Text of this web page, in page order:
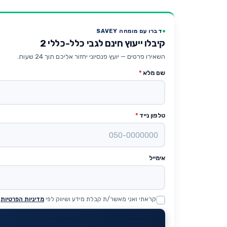
דברו עם מומחה SAVEY
קיבלו ייעוץ חינם לגבי כלל-כללי 2
השאירו פרטים — יועץ פנסיוני יחזור אליכם תוך 24 שעות.
שם מלא *
טלפון נייד *
אימייל
Website
קראתי ואני מאשר/ת קבלת מידע ושיווק לפי מדיניות הפרטיות